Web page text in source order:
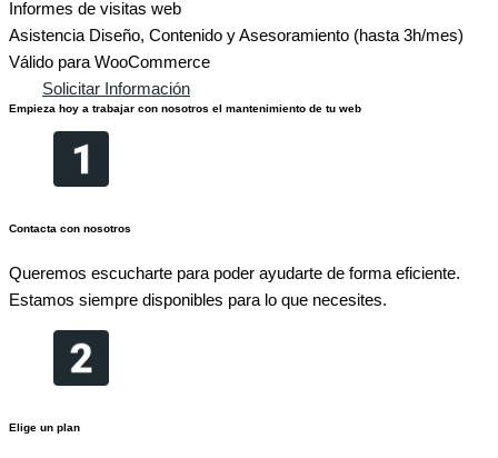
Informes de visitas web
Asistencia Diseño, Contenido y Asesoramiento (hasta 3h/mes)
Válido para WooCommerce
Solicitar Información
Empieza hoy a trabajar con nosotros el mantenimiento de tu web
Contacta con nosotros
Queremos escucharte para poder ayudarte de forma eficiente.
Estamos siempre disponibles para lo que necesites.
Elige un plan